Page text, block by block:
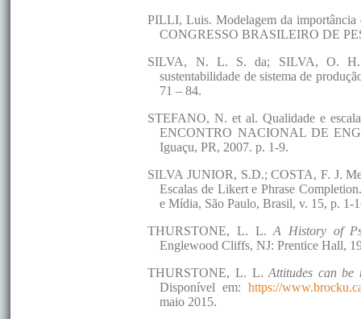
PILLI, Luis. Modelagem da importância
CONGRESSO BRASILEIRO DE
SILVA, N. L. S. da; SILVA, O. H.
sustentabilidade de sistema de
71 – 84.
STEFANO, N. et al. Qualidade e
ENCONTRO NACIONAL DE
Iguaçu, PR, 2007. p. 1-9.
SILVA JUNIOR, S.D.; COSTA, F. J.
Escalas de Likert e Phrase
e Mídia, São Paulo, Brasil, v. 15, p. 1-
THURSTONE, L. L.A History of
Englewood Cliffs, NJ: Prentice Hall,
THURSTONE, L. L.Attitudes can be
Disponível em: https://
maio 2015.